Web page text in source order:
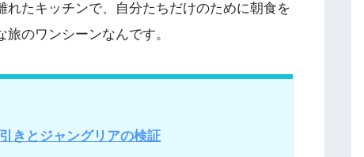
たキッチンで、自分たちだけのために朝食を
のワンシーンなんです。
きとジャングリアの検証